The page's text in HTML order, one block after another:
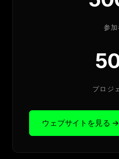
参加
プロジ
ウェブサイトを見る →